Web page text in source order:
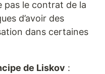
pas le contrat de la
d’avoir des
dans certaines
de Liskov :